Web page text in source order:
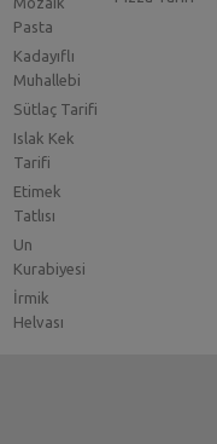
Pasta
Kadayıflı
Muhallebi
Sütlaç Tarifi
Islak Kek
Tarifi
Etimek
Tatlısı
Un
Kurabiyesi
İrmik
Helvası